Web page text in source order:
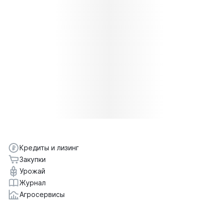
Кредиты и лизинг
Закупки
Урожай
Журнал
Агросервисы